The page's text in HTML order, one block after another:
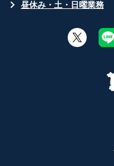
昼休み・土・日曜業務